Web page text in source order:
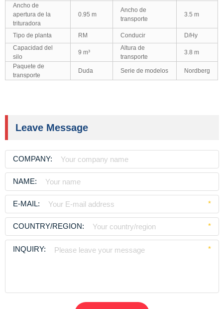
Ancho de
apertura de la
trituradora
0.95 m
Ancho de
transporte
3.5 m
Tipo de planta RM Conducir
D/Hy
Capacidad del
silo
9 m³
Altura de
transporte
3.8 m
Paquete de
transporte
Duda Serie de modelos Nordberg
Leave Message
COMPANY:
NAME:
E-MAIL: *
COUNTRY/REGION: *
INQUIRY: *